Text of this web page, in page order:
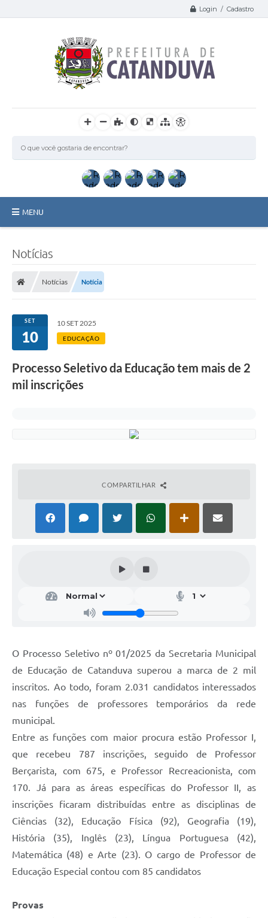
Login / Cadastro
MENU
Licitações / PCA
Transparência
Contratos
Jornal
Agenda
Diário Oficial
Contato
Editais
Notícias
Notícias Notícia
SET
10
10 SET 2025
EDUCAÇÃO
Processo Seletivo da Educação tem mais de 2
mil inscrições
COMPARTILHAR
O Processo Seletivo nº 01/2025 da Secretaria Municipal
de Educação de Catanduva superou a marca de 2 mil
inscritos. Ao todo, foram 2.031 candidatos interessados
nas funções de professores temporários da rede
municipal.
Entre as funções com maior procura estão Professor I,
que recebeu 787 inscrições, seguido de Professor
Berçarista, com 675, e Professor Recreacionista, com
170. Já para as áreas específicas do Professor II, as
inscrições ficaram distribuídas entre as disciplinas de
Ciências (32), Educação Física (92), Geografia (19),
História (35), Inglês (23), Língua Portuguesa (42),
Matemática (48) e Arte (23). O cargo de Professor de
Educação Especial contou com 85 candidatos
Provas